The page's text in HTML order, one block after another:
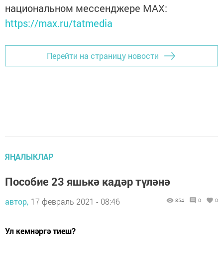
национальном мессенджере MАХ:
https://max.ru/tatmedia
Перейти на страницу новости
ЯҢАЛЫКЛАР
Пособие 23 яшькә кадәр түләнә
автор, 17 февраль 2021 - 08:46 854 0 0
Ул кемнәргә тиеш?